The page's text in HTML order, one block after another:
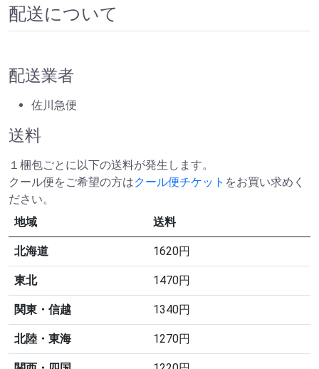
配送について
配送業者
佐川急便
送料
１梱包ごとに以下の送料が発生します。
クール便をご希望の方はクール便チケット をお買い求めく
ださい。
地域
送料
北海道 1620円
東北 1470円
関東・信越 1340円
北陸・東海 1270円